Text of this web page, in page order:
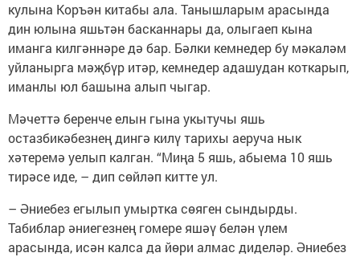
кулына Коръән китабы ала. Танышларым арасында
дин юлына яшьтән басканнары да, олыгаеп кына
иманга килгәннәре дә бар. Бәлки кемнедер бу мәкаләм
уйланырга мәҗбүр итәр, кемнедер адашудан коткарып,
иманлы юл башына алып чыгар.
Мәчеттә беренче елын гына укытучы яшь
остазбикәбезнең дингә килү тарихы аеруча нык
хәтеремә уелып калган. “Миңа 5 яшь, абыема 10 яшь
тирәсе иде, – дип сөйләп китте ул.
– Әниебез егылып умыртка сөяген сындырды.
Табиблар әниегезнең гомере яшәү белән үлем
арасында, исән калса да йөри алмас диделәр. Әниебез